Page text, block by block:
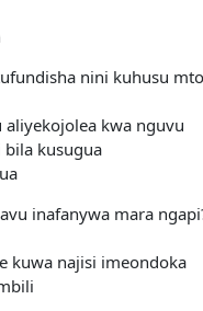
nini kuhusu
aliyekojolea kwa nguvu
bila kusugua
inafanywa mara
kuwa najisi imeondoka